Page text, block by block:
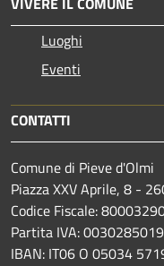
Luoghi
Eventi
CONTATTI
Comune di Pieve d'Olmi
Piazza XXV Aprile, 8 -
Codice Fiscale:
Partita IVA:
IBAN: IT06 O 05034